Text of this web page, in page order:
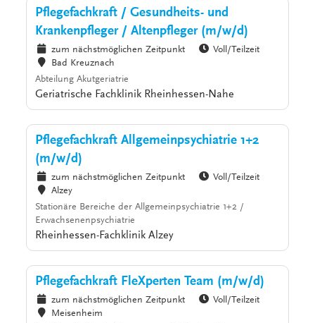
Pflegefachkraft / Gesundheits- und
Krankenpfleger / Altenpfleger (m/w/d)
zum nächstmöglichen Zeitpunkt
Voll/Teilzeit
Bad Kreuznach
Abteilung Akutgeriatrie
Geriatrische Fachklinik Rheinhessen-Nahe
Pflegefachkraft Allgemeinpsychiatrie 1+2
(m/w/d)
zum nächstmöglichen Zeitpunkt
Voll/Teilzeit
Alzey
Stationäre Bereiche der Allgemeinpsychiatrie 1+2 /
Erwachsenenpsychiatrie
Rheinhessen-Fachklinik Alzey
Pflegefachkraft FleXperten Team (m/w/d)
zum nächstmöglichen Zeitpunkt
Voll/Teilzeit
Meisenheim